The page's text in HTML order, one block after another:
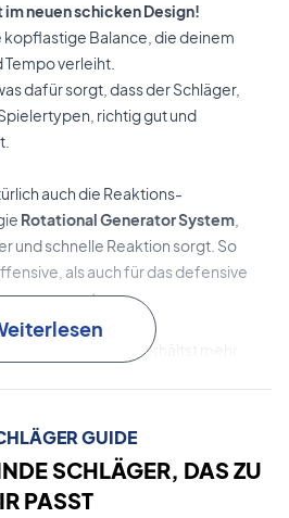
im neuen schicken Design!
kopflastige Balance, die deinem
verleiht.
dafür sorgt, dass der Schläger,
richtig gut und
auch die Reaktions-
Rotational Generator System
und schnelle Reaktion sorgt. So
als auch für das defensive
gewappnet.
eines der besten! Du erhältst mehr
Badmintonschläger von
einmal bewiesen haben, wie
Entwicklung von Badminton-
GUIDE
SCHLÄGER, DAS ZU
PASST